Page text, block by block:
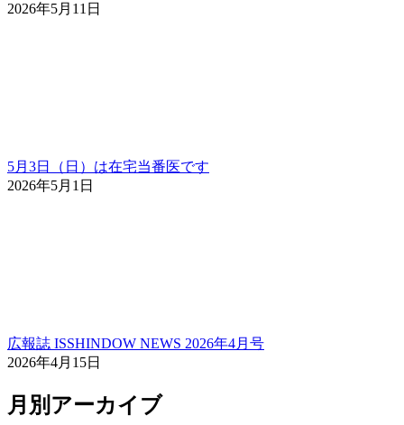
2026年5月11日
5月3日（日）は在宅当番医です
2026年5月1日
広報誌 ISSHINDOW NEWS 2026年4月号
2026年4月15日
月別アーカイブ